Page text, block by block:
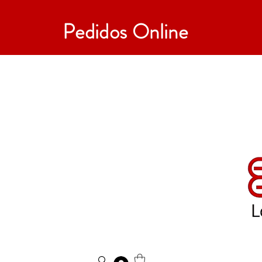
Pedidos Online